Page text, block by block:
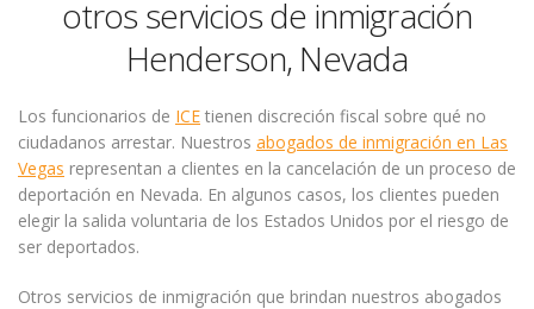
otros servicios de inmigración
Henderson, Nevada
Los funcionarios de ICE tienen discreción fiscal sobre qué no
ciudadanos arrestar. Nuestros abogados de inmigración en Las
Vegas representan a clientes en la cancelación de un proceso de
deportación en Nevada. En algunos casos, los clientes pueden
elegir la salida voluntaria de los Estados Unidos por el riesgo de
ser deportados.
Otros servicios de inmigración que brindan nuestros abogados